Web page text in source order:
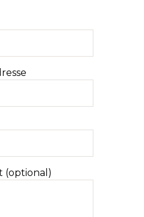
(optional)